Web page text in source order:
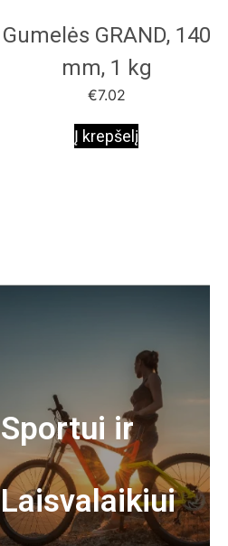
Gumelės GRAND, 140
mm, 1 kg
€7.02
Į krepšelį
Sportui ir
Laisvalaikiui